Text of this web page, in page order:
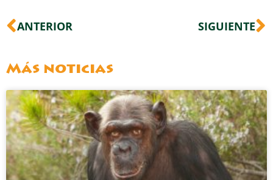
Ant
ANTERIOR SIGUIENTE
Más noticias